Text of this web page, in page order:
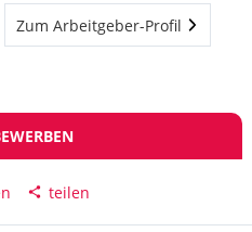
Zum Arbeitgeber-Profil
teilen